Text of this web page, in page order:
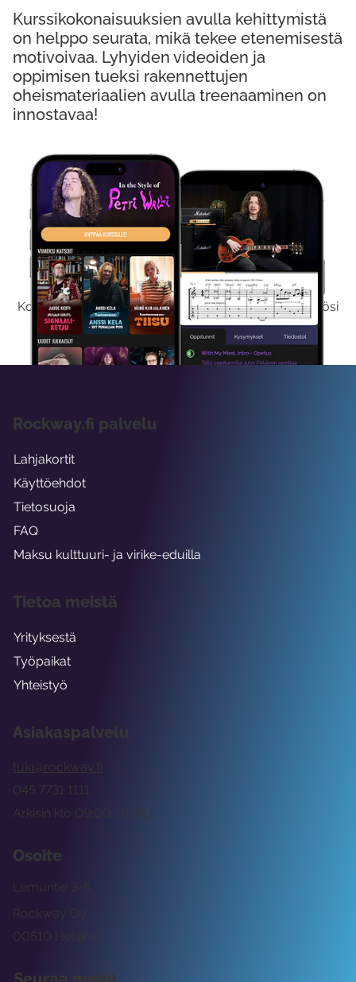
Kokeile Ilmaiseksi
Kokeilemalla ilmaiseksi saat koko sisältömme käyttöösi
viikon ajaksi.
Kurssikokonaisuuksien avulla kehittymistä
on helppo seurata, mikä tekee etenemisestä
motivoivaa. Lyhyiden videoiden ja
oppimisen tueksi rakennettujen
oheismateriaalien avulla treenaaminen on
innostavaa!
Asiakaspalvelu
tuki@rockway.fi
Arkisin klo 09:00 -15:00
045 7731 1111
Osoite
Rockway Oy
Lemuntie 3-5
00510 Helsinki
Rockway.fi palvelu
Lahjakortit
Käyttöehdot
Tietosuoja
FAQ
Maksu kulttuuri- ja virike-eduilla
Tietoa meistä
Yrityksestä
Työpaikat
Yhteistyö